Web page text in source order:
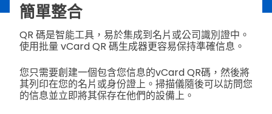
簡單整合
QR 碼是智能工具，易於集成到名片或公司識別證中。
使用批量 vCard QR 碼生成器更容易保持準確信息。
您只需要創建一個包含您信息的vCard QR碼，然後將
其列印在您的名片或身份證上。掃描儀隨後可以訪問您
的信息並立即將其保存在他們的設備上。